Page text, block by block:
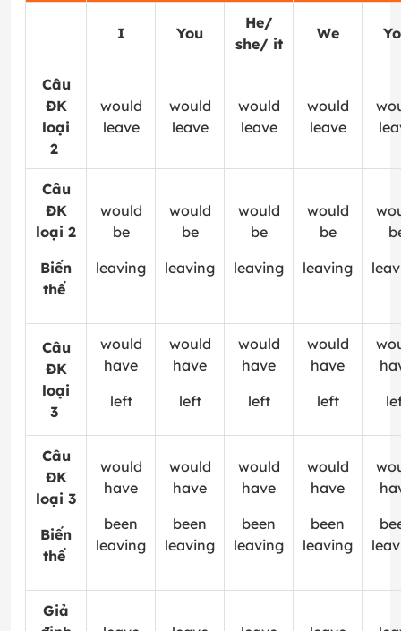
I You
He/
she/ it
We
Câu
ĐK
loại
2
would
leave
would
leave
would
leave
would
leave
Câu
ĐK
loại 2
Biến
thế
would
be
leaving
would
be
leaving
would
be
leaving
would
be
leaving
Câu
ĐK
loại
3
would
have
left
would
have
left
would
have
left
would
have
left
Câu
ĐK
loại 3
Biến
thế
would
have
been
leaving
would
have
been
leaving
would
have
been
leaving
would
have
been
leaving
Giả